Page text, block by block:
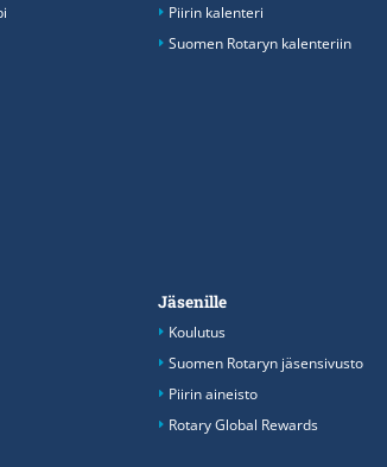
Piirin kalenteri
Suomen Rotaryn kalenteriin
Jäsenille
Koulutus
Suomen Rotaryn jäsensivusto
Piirin aineisto
Rotary Global Rewards